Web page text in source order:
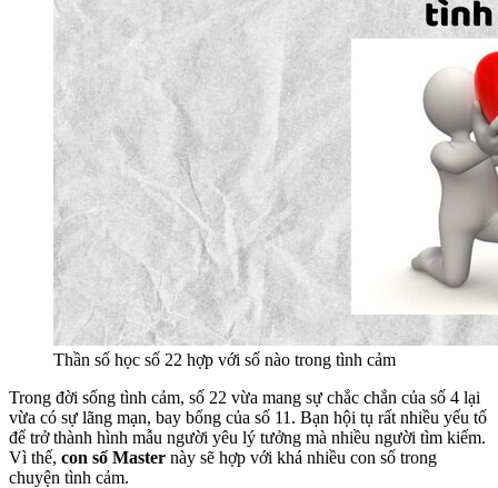
Thần số học số 22 hợp với số nào trong tình cảm
Trong đời sống tình cảm, số 22 vừa mang sự chắc chắn của số 4 lại
vừa có sự lãng mạn, bay bổng của số 11. Bạn hội tụ rất nhiều yếu tố
để trở thành hình mẫu người yêu lý tưởng mà nhiều người tìm kiếm.
Vì thế, con số Master này sẽ hợp với khá nhiều con số trong
chuyện tình cảm.